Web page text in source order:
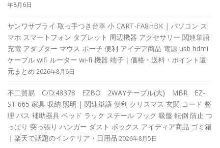
年8月6日
サンワサプライ 取っ手つき台車 小 CART-FA8HBK | パソコン ス
マホ スマートフォン タブレット 周辺機器 アクセサリー 関連単語
充電 アダプター マウス ポーチ 便利 アイデア商品 電源 usb hdmi
ケーブル wifi ルーター wi-fi 機器 端子｜価格・送料・ポイント還
元まとめ 2026年8月6日
不二貿易 C/D:48378 EZBO 2WAYテーブル(大) MBR EZ-
ST 665 家具 収納 照明 | 関連単語 便利 クリスマス 玄関 コード 整
理 バス 補助器具 ベッド ラック スチール フック 吸盤 転倒 防止 つ
っぱり 突っ張り ハンガー ダスト ボックス アイディア商品 ゴミ箱
｜楽天で話題のインテリア・日用品 2026年8月5日